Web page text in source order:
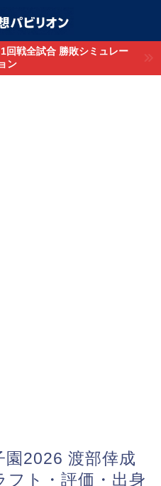
回戦全試合 勝敗シミュレー
ン
園2026 渡部倖成
フト・評価・出身